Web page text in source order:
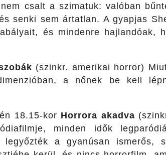
csalt a szimatuk: valóban
senki sem ártatlan. A gyapjas
és mindenre hajlandóak,
(szinkr. amerikai horror)
a nőnek be kell
18.15-kor Horrora akadva
minden idők
a gyanúsan ismerős,